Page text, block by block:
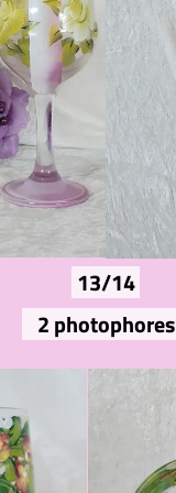
13/14
2 photophores